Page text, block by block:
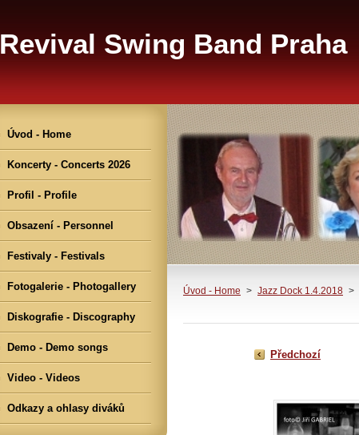
Revival Swing Band Praha
Úvod - Home > Jazz Dock 1.4.2018 >
Předchozí
Úvod - Home
Koncerty - Concerts 2026
Profil - Profile
Obsazení - Personnel
Festivaly - Festivals
Fotogalerie - Photogallery
Diskografie - Discography
Demo - Demo songs
Video - Videos
Odkazy a ohlasy diváků